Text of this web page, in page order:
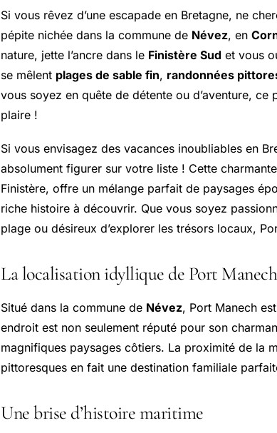
Si vous rêvez d’une escapade en Bretagne, ne
pépite nichée dans la commune de Névez, en
nature, jette l’ancre dans le Finistère Sud et vous
se mêlent plages de sable fin, randonnées
vous soyez en quête de détente ou d’aventure,
plaire !
Si vous envisagez des vacances inoubliables en
absolument figurer sur votre liste ! Cette
Finistère, offre un mélange parfait de paysages
riche histoire à découvrir. Que vous soyez
plage ou désireux d’explorer les trésors locaux,
La localisation idyllique de Port Manech
Situé dans la commune de Névez, Port Manech
endroit est non seulement réputé pour son
magnifiques paysages côtiers. La proximité de la
pittoresques en fait une destination familiale
Une brise d’histoire maritime